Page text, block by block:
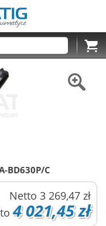
Cart
BD630P/C
Netto 3 269,47 zł
4 021,45 zł